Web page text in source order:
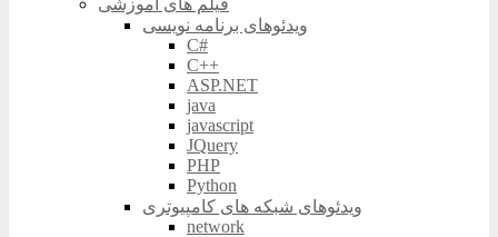
فیلم های آموزشی
ویدئوهای برنامه نویسی
C#
C++
ASP.NET
java
javascript
JQuery
PHP
Python
ویدئوهای شبکه های کامپیوتری
network